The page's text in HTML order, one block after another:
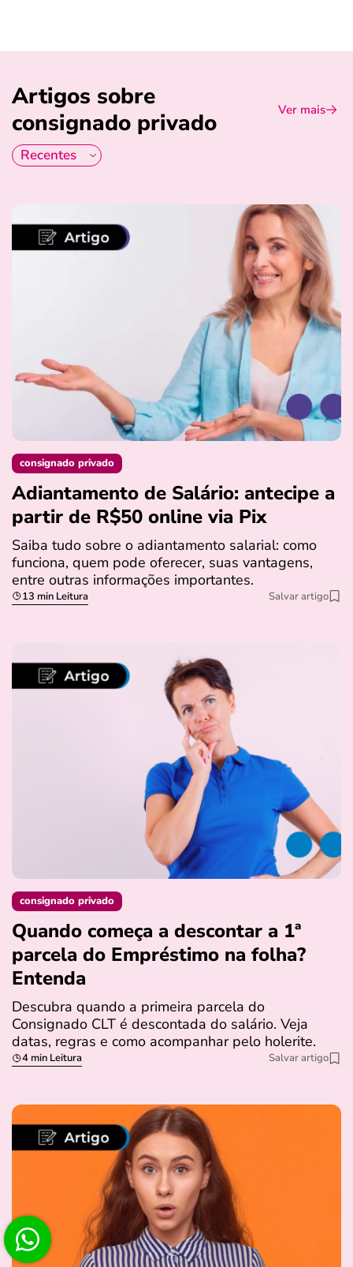
Artigos sobre
consignado privado
Ver mais
consignado privado
Adiantamento de Salário: antecipe a
partir de R$50 online via Pix
Saiba tudo sobre o adiantamento salarial: como
funciona, quem pode oferecer, suas vantagens,
entre outras informações importantes.
13 min Leitura Salvar artigo
consignado privado
Quando começa a descontar a 1ª
parcela do Empréstimo na folha?
Entenda
Descubra quando a primeira parcela do
Consignado CLT é descontada do salário. Veja
datas, regras e como acompanhar pelo holerite.
4 min Leitura Salvar artigo